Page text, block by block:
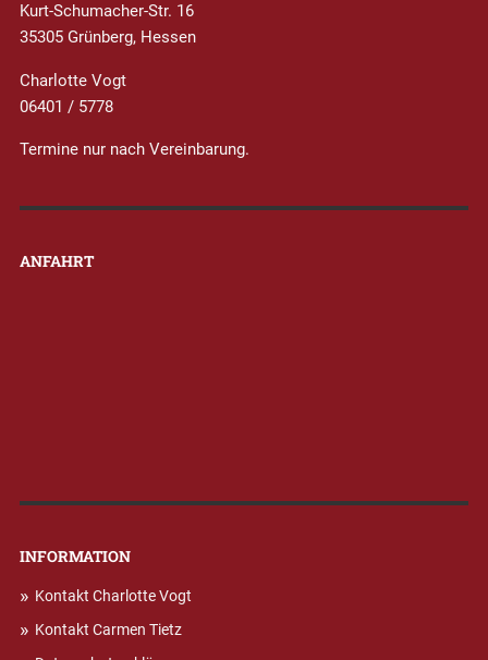
Kurt-Schumacher-Str. 16
35305 Grünberg, Hessen
Charlotte Vogt
06401 / 5778
Termine nur nach Vereinbarung.
ANFAHRT
INFORMATION
Kontakt Charlotte Vogt
Kontakt Carmen Tietz